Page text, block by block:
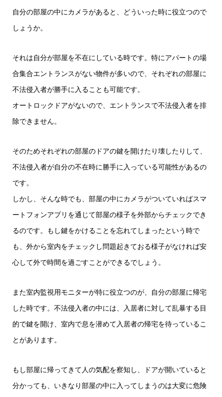
自分の部屋の中にカメラがあると、どういった時に役立つので
しょうか。
それは自分が部屋を不在にしている時です。特にアパートの場
合集合エントランスがない物件が多いので、それぞれの部屋に
不法侵入者が勝手に入ることも可能です。
オートロックドアがないので、エントランスで不法侵入者を排
除できません。
そのためそれぞれの部屋のドアの鍵を開けたり壊したりして、
不法侵入者が自分の不在時に勝手に入っている可能性があるの
です。
しかし、そんな時でも、部屋の中にカメラがついていればスマ
ートフォンアプリを通じて部屋の様子を外部からチェックでき
るのです。もし鍵をかけることを忘れてしまったという時で
も、外から室内をチェックし問題起きておる様子がなければ安
心して外で時間を過ごすことができるでしょう。
また室内監視用モニターが特に役立つのが、自分の部屋に帰宅
した時です。不法侵入者の中には、入居者に対して乱暴する目
的で鍵を開け、室内で息を潜めて入居者の帰宅を待っているこ
とがあります。
もし部屋に帰ってきて人の気配を察知し、ドアが開いていると
分かっても、いきなり部屋の中に入ってしまうのは大変に危険